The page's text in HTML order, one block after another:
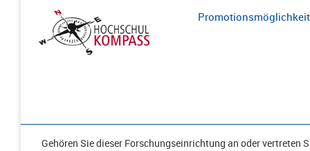
Gehören Sie dieser Forschungseinrichtung an oder vertreten